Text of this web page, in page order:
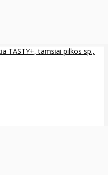
TASTY+, tamsiai pilkos sp.,